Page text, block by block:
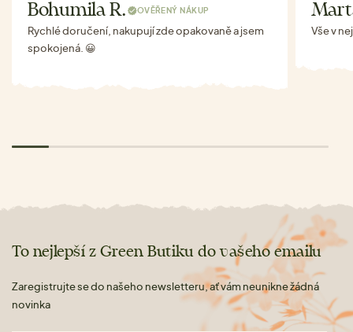
Bohumila R. OVĚŘENÝ NÁKUP
Rychlé doručení, nakupují zde opakovaně a jsem
spokojená. 😀
Vše v
To nejlepší z Green Butiku do vašeho emailu
Zaregistrujte se do našeho newsletteru, ať vám neunikne žádná
novinka